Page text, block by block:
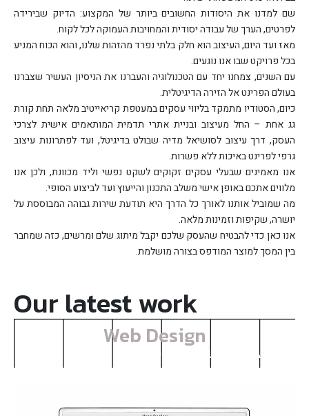
שם למדנו את היסודות החשובים ביותר של המקצוע: הדיוק שבירידה
לפרטים, הערך של עבודה יסודית והמחויבות העמוקה לכל לקוח.
מאז ועד היום, העיצוב הוא חלק בלתי נפרד מהזהות שלנו, והוא הכוח המניע
בכל פרויקט שבו אנו נוגעים.
עם השנים, צמחנו יחד עם הטכנולוגיה והעברנו את הניסיון העשיר שצברנו
בעולם הפרינט אל הזירה הדיגיטלית.
כיום, הסטודיו מתמקד בליווי עסקים במעטפת קריאייטיב מלאה תחת קורת
גג אחת – החל מעיצוב ובניית אתרי תדמית המותאמים אישית לצרכי
העסק, דרך עיצוב לסושיאל מדיה שבולט בדיגיטל, ועד לפתרונות עיצוב
גרפי לפרינט באיכות ללא פשרות.
אנו מאמינים שבעלי עסקים זקוקים לשקט נפשי וליד מכוונת, ולכן אנו
מלווים אתכם באופן אישי משלב התכנון והייעוץ ועד לביצוע הסופי.
מה שמוביל אותנו לאורך כל הדרך היא תודעת שירות גבוהה המבוססת על
יושרה, שקיפות וזמינות מלאה.
אנו כאן כדי להבטיח שהעסק שלכם יקבל מיתוג שלם ומרשים, כזה שמחבר
בין המסך למוצר המודפס בצורה מושלמת.
Our latest work
Web Design
Howard Luxury APTS